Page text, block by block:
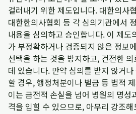
걸러내기 위한 제도입니다. 대한의사
대한한의사협회 등 각 심의기관에서
내용을 심의하고 승인합니다. 이 제도
가 부정확하거나 검증되지 않은 정보
선택을 하는 것을 방지하고, 건전한
데 있습니다. 만약 심의를 받지 않거
할 경우, 행정처분이나 벌금 등 법적
이는 금전적 손실을 넘어 병원의 명성
격을 입힐 수 있으므로, 아무리 강조